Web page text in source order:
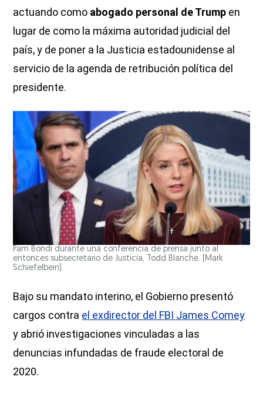
actuando como abogado personal de Trump en
lugar de como la máxima autoridad judicial del
país, y de poner a la Justicia estadounidense al
servicio de la agenda de retribución política del
presidente.
Pam Bondi durante una conferencia de prensa junto al
entonces subsecretario de Justicia, Todd Blanche. (Mark
Schiefelbein)
Bajo su mandato interino, el Gobierno presentó
cargos contra el exdirector del FBI James Comey
y abrió investigaciones vinculadas a las
denuncias infundadas de fraude electoral de
2020.